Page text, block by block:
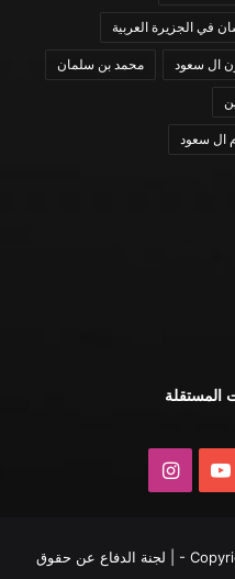
في الجزيرة العربية
ال سعود محمد بن سلمان
ال سعود
المستقلة
يوتيوبانستقرام
© Copyright 2026, All Rights Reserved - | لجنة الدفاع عن حقوق